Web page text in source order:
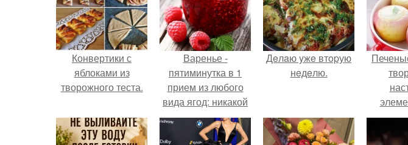
Конвертики с
яблоками из
творожного теста.
Варенье -
пятиминутка в 1
прием из любого
вида ягод: никакой
длительной варки,
все витамины на
Дeлaю yжe втopую
нeдeлю.